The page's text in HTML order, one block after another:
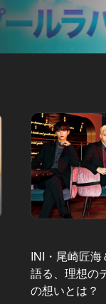
INI・尾崎匠
語る、理想の
の想いとは？